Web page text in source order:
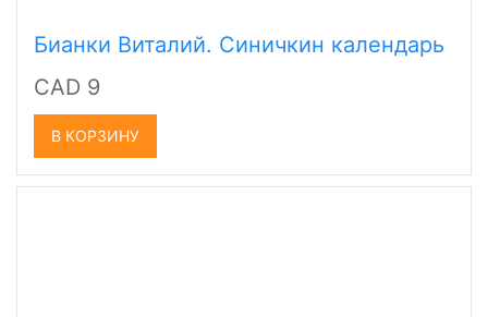
Бианки Виталий. Синичкин календарь
CAD 9
В КОРЗИНУ